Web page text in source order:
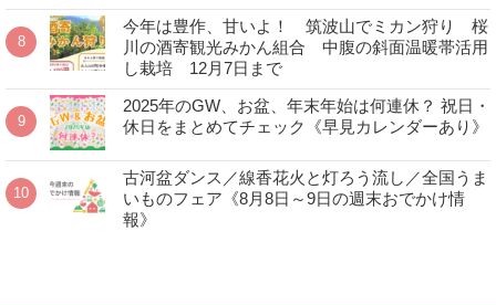
今年は豊作、甘いよ！ 筑波山でミカン狩り 桜
川の酒寄観光みかん組合 中腹の斜面温暖帯活用
し栽培 12月7日まで
2025年のGW、お盆、年末年始は何連休？ 祝日・
休日をまとめてチェック《早見カレンダーあり》
古河盆ダンス／線香花火と灯ろう流し／全国うま
いものフェア《8月8日～9日の週末おでかけ情
報》